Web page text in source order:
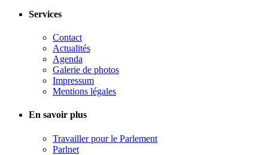
Services
Contact
Actualités
Agenda
Galerie de photos
Impressum
Mentions légales
En savoir plus
Travailler pour le Parlement
Parlnet